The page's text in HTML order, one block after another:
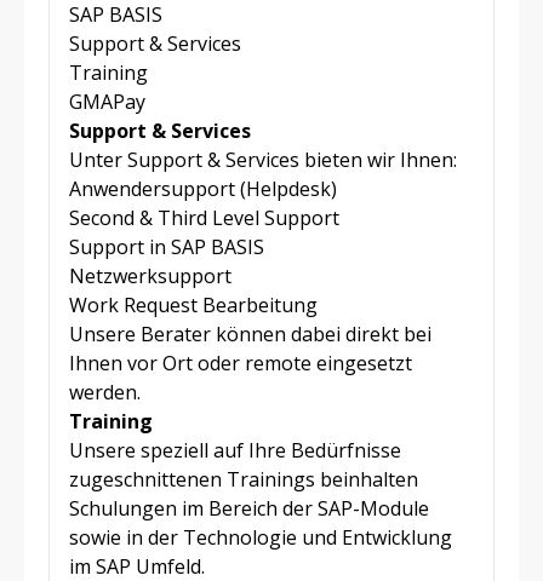
SAP BASIS
Support & Services
Training
GMAPay
Support & Services
Unter Support & Services bieten wir Ihnen:
Anwendersupport (Helpdesk)
Second & Third Level Support
Support in SAP BASIS
Netzwerksupport
Work Request Bearbeitung
Unsere Berater können dabei direkt bei
Ihnen vor Ort oder remote eingesetzt
werden.
Training
Unsere speziell auf Ihre Bedürfnisse
zugeschnittenen Trainings beinhalten
Schulungen im Bereich der SAP-Module
sowie in der Technologie und Entwicklung
im SAP Umfeld.